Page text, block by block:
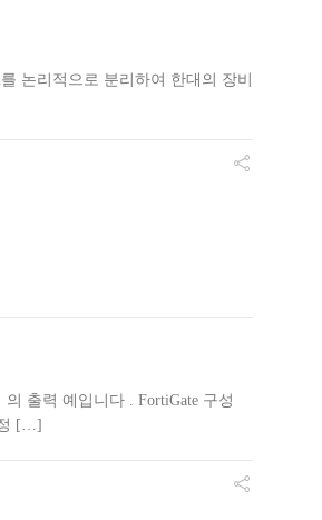
논리적으로 분리하여 한대의 장비
의 출력 예입니다 . FortiGate 구성
정 […]